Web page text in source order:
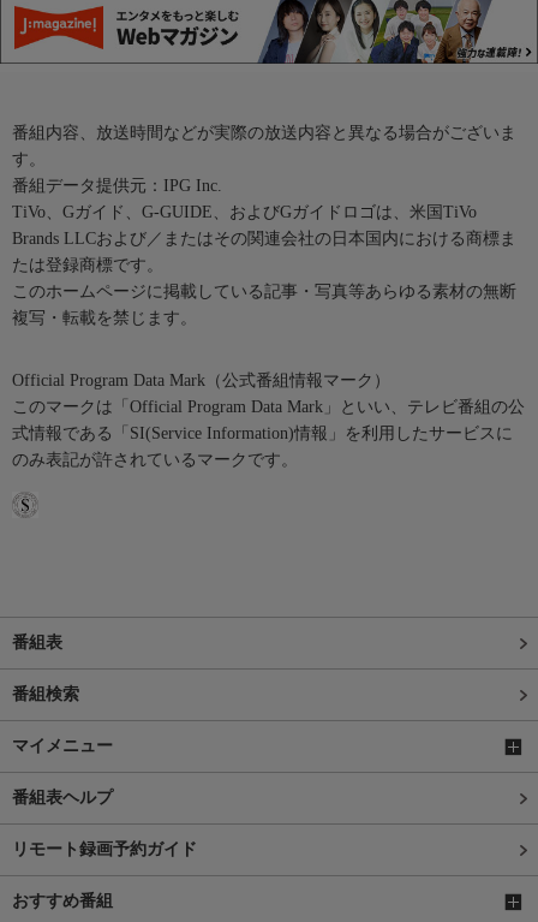
番組内容、放送時間などが実際の放送内容と異なる場合がございま
す。
番組データ提供元：IPG Inc.
TiVo、Gガイド、G-GUIDE、およびGガイドロゴは、米国TiVo
Brands LLCおよび／またはその関連会社の日本国内における商標ま
たは登録商標です。
このホームページに掲載している記事・写真等あらゆる素材の無断
複写・転載を禁じます。
Official Program Data Mark（公式番組情報マーク）
このマークは「Official Program Data Mark」といい、テレビ番組の公
式情報である「SI(Service Information)情報」を利用したサービスに
のみ表記が許されているマークです。
番組表
番組検索
マイメニュー
番組表ヘルプ
リモート録画予約ガイド
おすすめ番組